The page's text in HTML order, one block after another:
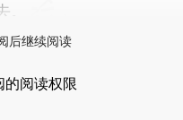
后继续阅读
的阅读权限